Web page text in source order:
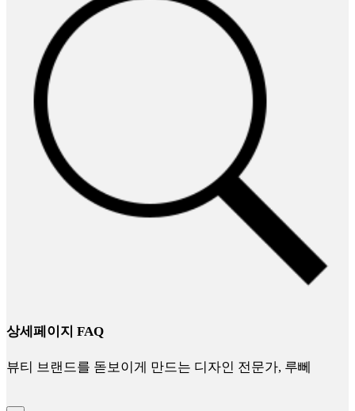
상세페이지 FAQ
뷰티 브랜드를 돋보이게 만드는 디자인 전문가, 루뻬